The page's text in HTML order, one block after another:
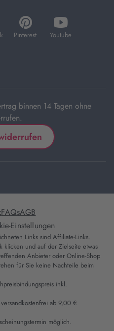
Pinterest
öffnet
in
Youtube
öffnet
in
binnen 14 Tagen ohne
FAQsAGB
Einstellungen
Links sind Affiliate-Links.
klicken und auf der Zielseite etwas
Anbieter oder Online-Shop
für Sie keine Nachteile beim
inkl.
ab 9,00 €
möglich.